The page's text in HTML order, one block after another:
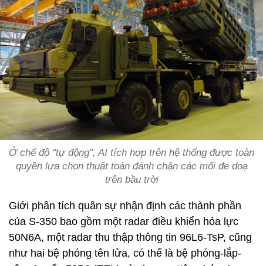
Ở chế độ "tự động", AI tích hợp trên hệ thống được toàn
quyền lựa chọn thuật toán đánh chặn các mối đe doạ
trên bầu trời
Giới phân tích quân sự nhận định các thành phần
của S-350 bao gồm một radar điều khiển hỏa lực
50N6A, một radar thu thập thông tin 96L6-TsP, cũng
như hai bệ phóng tên lửa, có thể là bệ phóng-lắp-